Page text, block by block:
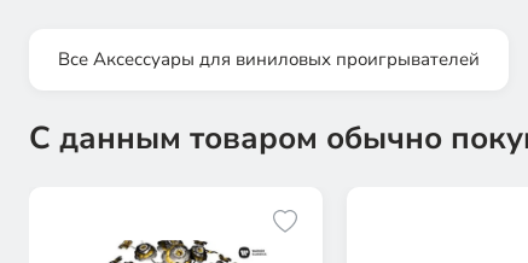
Все Аксессуары для виниловых проигрывателей
С данным товаром обычно